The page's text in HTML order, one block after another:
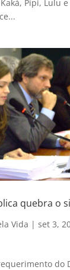
Pipi, Lulu
quebra o
Vida | set 3,
do